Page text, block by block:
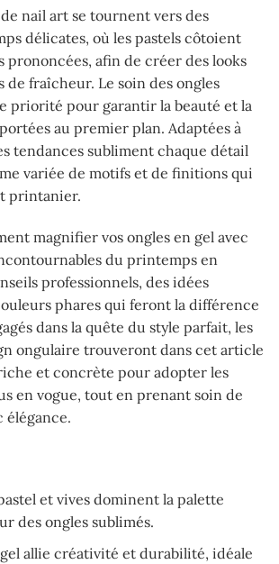
nail art se tournent vers des
délicates, où les pastels côtoient
prononcées, afin de créer des looks
de fraîcheur. Le soin des ongles
priorité pour garantir la beauté et la
au premier plan. Adaptées à
tendances subliment chaque détail
variée de motifs et de finitions qui
printanier.
magnifier vos ongles en gel avec
du printemps en
professionnels, des idées
phares qui feront la différence
dans la quête du style parfait, les
ongulaire trouveront dans cet article
et concrète pour adopter les
en vogue, tout en prenant soin de
élégance.
et vives dominent la palette
des ongles sublimés.
allie créativité et durabilité, idéale